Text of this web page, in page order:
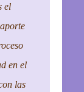
el
en el
las